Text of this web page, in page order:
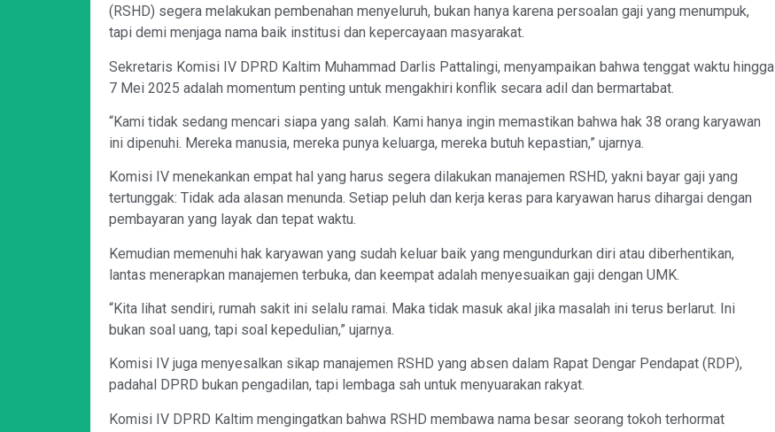
(RSHD) segera melakukan pembenahan menyeluruh, bukan hanya karena persoalan gaji yang menumpuk,
tapi demi menjaga nama baik institusi dan kepercayaan masyarakat.
Sekretaris Komisi IV DPRD Kaltim Muhammad Darlis Pattalingi, menyampaikan bahwa tenggat waktu hingga
7 Mei 2025 adalah momentum penting untuk mengakhiri konflik secara adil dan bermartabat.
“Kami tidak sedang mencari siapa yang salah. Kami hanya ingin memastikan bahwa hak 38 orang karyawan
ini dipenuhi. Mereka manusia, mereka punya keluarga, mereka butuh kepastian,” ujarnya.
Komisi IV menekankan empat hal yang harus segera dilakukan manajemen RSHD, yakni bayar gaji yang
tertunggak: Tidak ada alasan menunda. Setiap peluh dan kerja keras para karyawan harus dihargai dengan
pembayaran yang layak dan tepat waktu.
Kemudian memenuhi hak karyawan yang sudah keluar baik yang mengundurkan diri atau diberhentikan,
lantas menerapkan manajemen terbuka, dan keempat adalah menyesuaikan gaji dengan UMK.
“Kita lihat sendiri, rumah sakit ini selalu ramai. Maka tidak masuk akal jika masalah ini terus berlarut. Ini
bukan soal uang, tapi soal kepedulian,” ujarnya.
Komisi IV juga menyesalkan sikap manajemen RSHD yang absen dalam Rapat Dengar Pendapat (RDP),
padahal DPRD bukan pengadilan, tapi lembaga sah untuk menyuarakan rakyat.
Komisi IV DPRD Kaltim mengingatkan bahwa RSHD membawa nama besar seorang tokoh terhormat